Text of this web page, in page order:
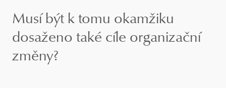
Musí být k tomu okamžiku
dosaženo také cíle organizační
změny?